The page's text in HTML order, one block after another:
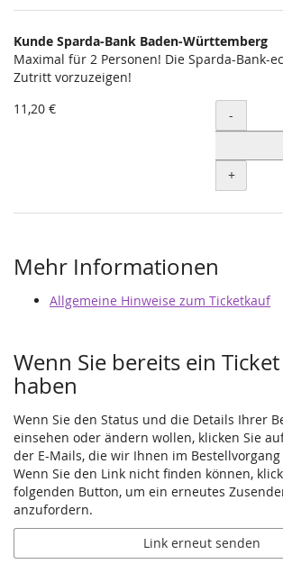
Kunde Sparda-Bank Baden-Württemberg
Maximal für 2 Personen! Die Sparda-Bank-
Zutritt vorzuzeigen!
11,20 €
Menge
-
+
Mehr Informationen
Allgemeine Hinweise zum Ticketkauf
Wenn Sie bereits ein
haben
Wenn Sie den Status und die Details Ihrer
einsehen oder ändern wollen, klicken Sie
der E-Mails, die wir Ihnen im
Wenn Sie den Link nicht finden können,
folgenden Button, um ein erneutes
anzufordern.
Link erneut senden